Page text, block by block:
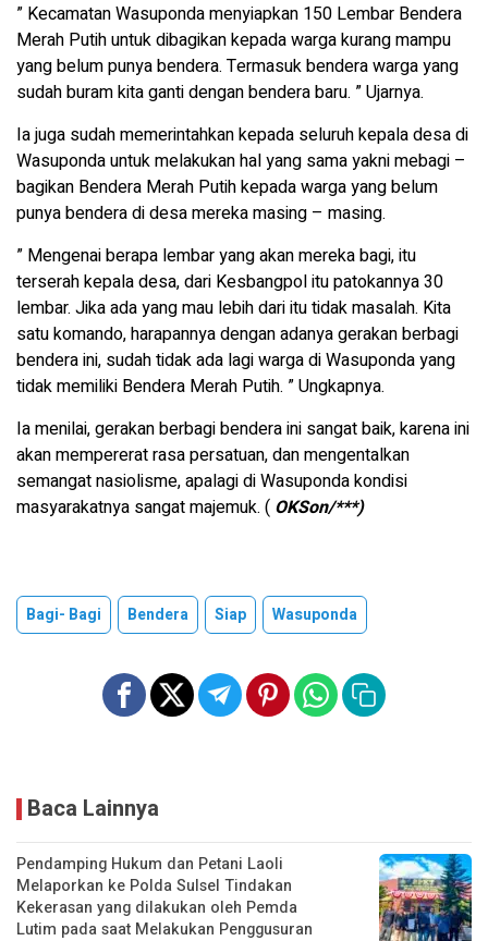
” Kecamatan Wasuponda menyiapkan 150 Lembar Bendera
Merah Putih untuk dibagikan kepada warga kurang mampu
yang belum punya bendera. Termasuk bendera warga yang
sudah buram kita ganti dengan bendera baru. ” Ujarnya.
Ia juga sudah memerintahkan kepada seluruh kepala desa di
Wasuponda untuk melakukan hal yang sama yakni mebagi –
bagikan Bendera Merah Putih kepada warga yang belum
punya bendera di desa mereka masing – masing.
” Mengenai berapa lembar yang akan mereka bagi, itu
terserah kepala desa, dari Kesbangpol itu patokannya 30
lembar. Jika ada yang mau lebih dari itu tidak masalah. Kita
satu komando, harapannya dengan adanya gerakan berbagi
bendera ini, sudah tidak ada lagi warga di Wasuponda yang
tidak memiliki Bendera Merah Putih. ” Ungkapnya.
Ia menilai, gerakan berbagi bendera ini sangat baik, karena ini
akan mempererat rasa persatuan, dan mengentalkan
semangat nasiolisme, apalagi di Wasuponda kondisi
masyarakatnya sangat majemuk. ( OKSon/***)
Bagi- Bagi Bendera Siap Wasuponda
Baca Lainnya
Pendamping Hukum dan Petani Laoli
Melaporkan ke Polda Sulsel Tindakan
Kekerasan yang dilakukan oleh Pemda
Lutim pada saat Melakukan Penggusuran